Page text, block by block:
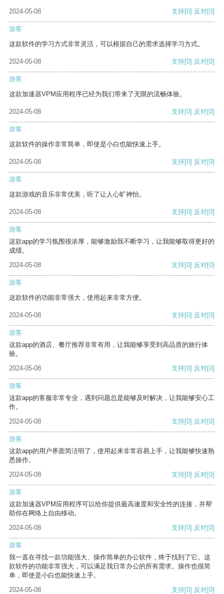
2024-05-08
支持[0] 反对[0]
游客
这款软件的学习方式非常灵活，可以根据自己的需求选择学习方式。
2024-05-08 支持[0] 反对[0]
游客
这款加速器VPM应用程序已经为我们带来了无限的流畅体验。
2024-05-08 支持[0] 反对[0]
游客
这款软件的操作非常简单，即使是小白也能快速上手。
2024-05-08 支持[0] 反对[0]
游客
这款游戏的音乐非常优美，听了让人心旷神怡。
2024-05-08 支持[0] 反对[0]
游客
这款app的学习氛围很浓厚，能够激励我不断学习，让我能够取得更好的
成绩。
2024-05-08
支持[0] 反对[0]
游客
这款软件的功能非常强大，使用起来非常方便。
2024-05-08 支持[0] 反对[0]
游客
这款app的酒店、餐厅推荐非常有用，让我能够享受到高品质的旅行体
验。
2024-05-08
支持[0] 反对[0]
游客
这款app的客服非常专业，遇到问题总是能够及时解决，让我能够安心工
作。
2024-05-08
支持[0] 反对[0]
游客
这款app的用户界面简洁明了，使用起来非常容易上手，让我能够快速熟
悉操作。
2024-05-08
支持[0] 反对[0]
游客
这款加速器VPM应用程序可以给你提供最高速度和安全性的连接，并帮
助你在网络上自由移动。
2024-05-08
支持[0] 反对[0]
游客
我一直在寻找一款功能强大、操作简单的办公软件，终于找到了它。这
款软件的功能非常强大，可以满足我日常办公的所有需求。操作也很简
单，即使是小白也能快速上手。
2024-05-08
支持[0] 反对[0]